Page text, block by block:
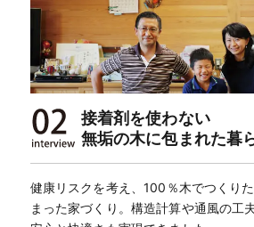
接着剤を使わない
無垢の木に包まれた暮
健康リスクを考え、100％木でつくり
まった家づくり。構造計算や通風の工